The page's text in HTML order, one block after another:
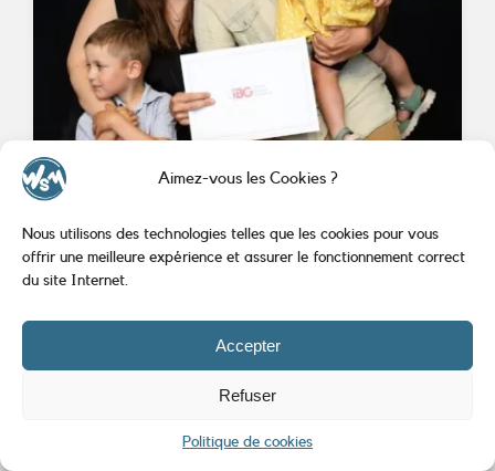
Aimez-vous les Cookies ?
Nous utilisons des technologies telles que les cookies pour vous
offrir une meilleure expérience et assurer le fonctionnement correct
du site Internet.
Accepter
Refuser
Politique de cookies
La famille Marat
Rémi et Aurélie rêvent de voir l’Évangile
implanté dans des milieux ruraux en France et
de construire un réseau où les églises seront plus
proches les unes des autres, favorisant ainsi la
d’évangélisation communes. Ils ont à cœur